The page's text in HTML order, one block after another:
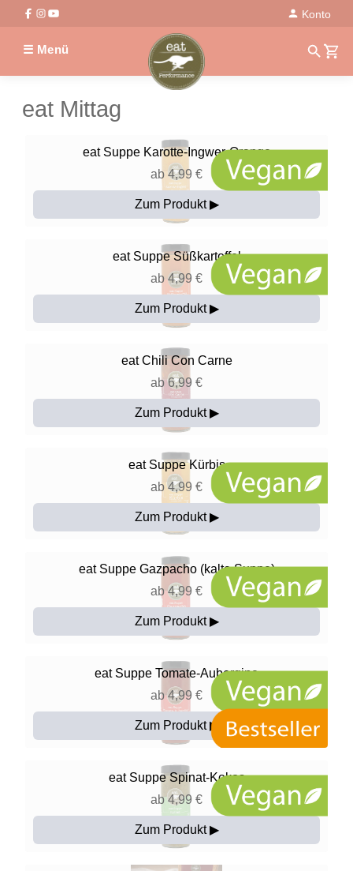
Konto
☰ Menü
eat Mittag
eat Suppe Karotte-Ingwer-Orange
ab 4,99 €
Zum Produkt ▶
eat Suppe Süßkartoffel
ab 4,99 €
Zum Produkt ▶
eatChili Con Carne
ab 6,99 €
Zum Produkt ▶
eat Suppe Kürbis
ab 4,99 €
Zum Produkt ▶
eat Suppe Gazpacho (kalte Suppe)
ab 4,99 €
Zum Produkt ▶
eat Suppe Tomate-Aubergine
ab 4,99 €
Zum Produkt ▶
eat Suppe Spinat-Kokos
ab 4,99 €
Zum Produkt ▶